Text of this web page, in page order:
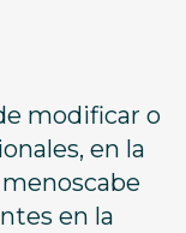
modificar o
en la
en la